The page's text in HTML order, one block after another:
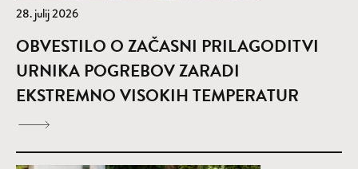
28. julij 2026
OBVESTILO O ZAČASNI PRILAGODITVI
URNIKA POGREBOV ZARADI
EKSTREMNO VISOKIH TEMPERATUR